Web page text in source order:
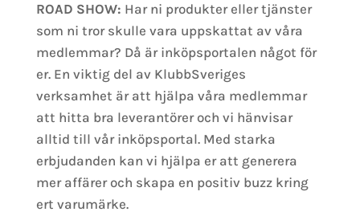
ROAD SHOW: Har ni produkter eller tjänster
som ni tror skulle vara uppskattat av våra
medlemmar? Då är inköpsportalen något för
er. En viktig del av KlubbSveriges
verksamhet är att hjälpa våra medlemmar
att hitta bra leverantörer och vi hänvisar
alltid till vår inköpsportal. Med starka
erbjudanden kan vi hjälpa er att generera
mer affärer och skapa en positiv buzz kring
ert varumärke.